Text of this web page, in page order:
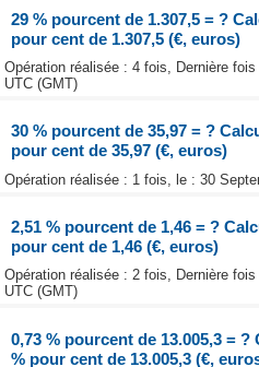
29 % pourcent de 1.307,5 = ?
pour cent de 1.307,5 (€, euros)
Opération réalisée : 4 fois, Dernière
UTC (GMT)
30 % pourcent de 35,97 = ?
pour cent de 35,97 (€, euros)
Opération réalisée : 1 fois, le : 30
2,51 % pourcent de 1,46 = ?
pour cent de 1,46 (€, euros)
Opération réalisée : 2 fois, Dernière
UTC (GMT)
0,73 % pourcent de 13.005,3 =
% pour cent de 13.005,3 (€,